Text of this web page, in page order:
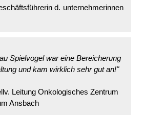
d. unternehmerinnen
Spielvogel war eine Bereicherung
und kam wirklich sehr gut an!"
Leitung Onkologisches Zentrum
Ansbach